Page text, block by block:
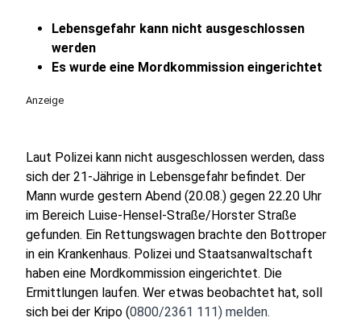
Lebensgefahr kann nicht ausgeschlossen
werden
Es wurde eine Mordkommission eingerichtet
Anzeige
Laut Polizei kann nicht ausgeschlossen werden, dass
sich der 21-Jährige in Lebensgefahr befindet. Der
Mann wurde gestern Abend (20.08.) gegen 22.20 Uhr
im Bereich Luise-Hensel-Straße/Horster Straße
gefunden. Ein Rettungswagen brachte den Bottroper
in ein Krankenhaus. Polizei und Staatsanwaltschaft
haben eine Mordkommission eingerichtet. Die
Ermittlungen laufen. Wer etwas beobachtet hat, soll
sich bei der Kripo (0800/2361 111) melden.